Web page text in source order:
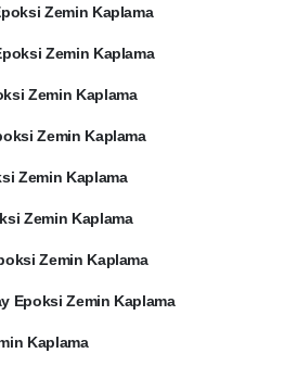
Zemin Kaplama
Zemin Kaplama
Zemin Kaplama
Zemin Kaplama
Zemin Kaplama
Zemin Kaplama
Zemin Kaplama
Epoksi Zemin Kaplama
Kaplama